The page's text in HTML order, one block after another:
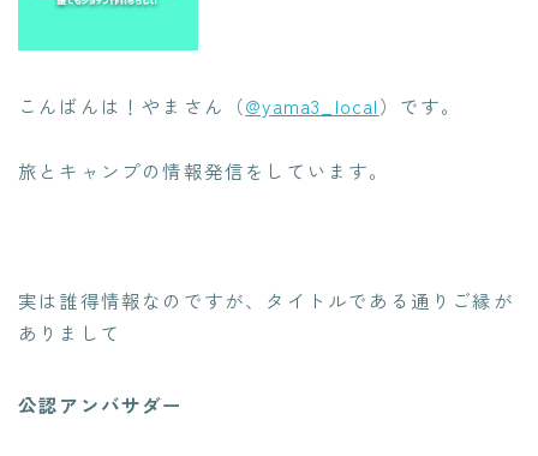
こんばんは！やまさん（@yama3_local）です。
旅とキャンプの情報発信をしています。
実は誰得情報なのですが、タイトルである通りご縁が
ありまして
公認アンバサダー